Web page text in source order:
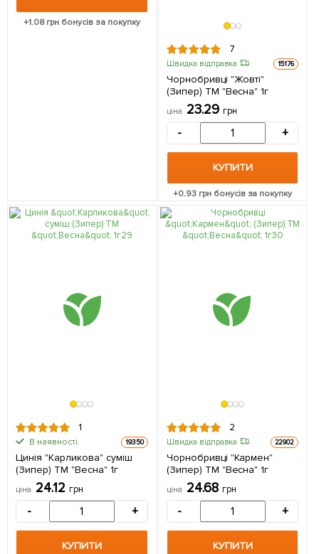
+1.08грн бонусів за покупку
7
Швидка відправка 15176
Чорнобривці "Жовті"
(Зипер) ТМ "Весна" 1г
ціна 23.29 грн
- +
КУПИТИ
+0.93грн бонусів за покупку
1
В наявності. 19350
Цинія "Карликова" суміш
(Зипер) ТМ "Весна" 1г
ціна 24.12 грн
- +
КУПИТИ
2
Швидка відправка 22902
Чорнобривці "Кармен"
(Зипер) ТМ "Весна" 1г
ціна 24.68 грн
- +
КУПИТИ